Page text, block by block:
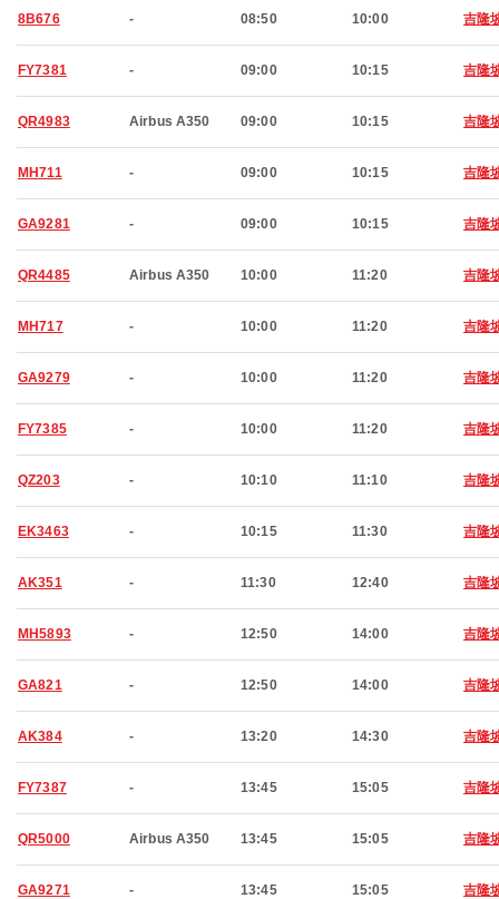
8B676 - 08:50 10:00 吉隆
FY7381 - 09:00 10:15 吉隆
QR4983 Airbus A350 09:00 10:15 吉隆
MH711 - 09:00 10:15 吉隆
GA9281 - 09:00 10:15 吉隆
QR4485 Airbus A350 10:00 11:20 吉隆
MH717 - 10:00 11:20 吉隆
GA9279 - 10:00 11:20 吉隆
FY7385 - 10:00 11:20 吉隆
QZ203 - 10:10 11:10 吉隆
EK3463 - 10:15 11:30 吉隆
AK351 - 11:30 12:40 吉隆
MH5893 - 12:50 14:00 吉隆
GA821 - 12:50 14:00 吉隆
AK384 - 13:20 14:30 吉隆
FY7387 - 13:45 15:05 吉隆
QR5000 Airbus A350 13:45 15:05 吉隆
GA9271 - 13:45 15:05 吉隆